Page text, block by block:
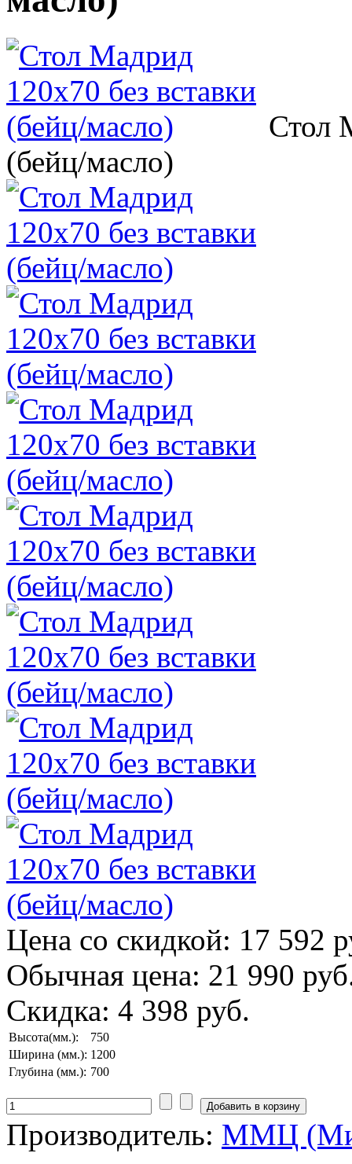
Стол
(бейц/масло)
Цена со скидкой: 17 592
Обычная цена: 21 990
Скидка: 4 398 руб.
Высота(мм.):
750
Ширина (мм.): 1200
Глубина (мм.): 700
Производитель: ММЦ